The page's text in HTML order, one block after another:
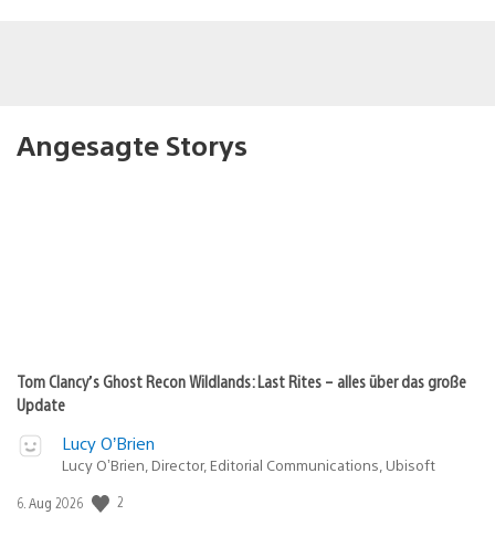
Angesagte Storys
Tom Clancy’s Ghost Recon Wildlands: Last Rites – alles über das große
Update
Lucy O’Brien
Lucy O’Brien, Director, Editorial Communications, Ubisoft
Veröffentlichungsdatum:
6. Aug 2026 2